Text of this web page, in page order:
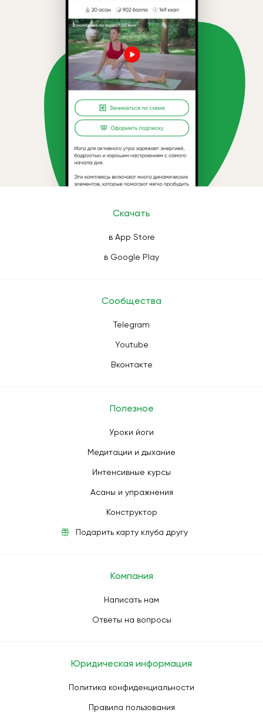
Скачать
в App Store
в Google Play
Сообщества
Telegram
Youtube
Вконтакте
Полезное
Уроки йоги
Медитации и дыхание
Интенсивные курсы
Асаны и упражнения
Конструктор
Подарить карту клуба другу
Компания
Написать нам
Ответы на вопросы
Юридическая информация
Политика конфиденциальности
Правила пользования